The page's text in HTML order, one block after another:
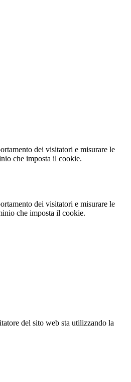
dei visitatori e misurare le
che imposta il cookie.
dei visitatori e misurare le
che imposta il cookie.
del sito web sta utilizzando la